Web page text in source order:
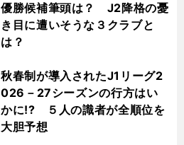
優勝候補筆頭は？ J2降格の憂
き目に遭いそうな３クラブと
は？
秋春制が導入されたJ1リーグ2
026－27シーズンの行方はい
かに!? ５人の識者が全順位を
大胆予想